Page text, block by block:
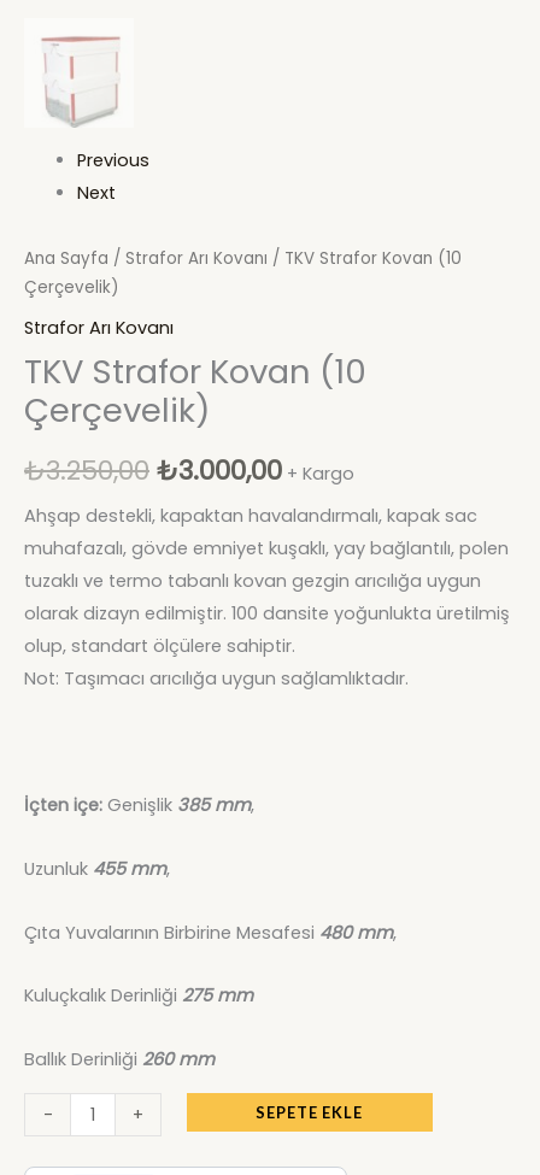
Previous
Next
Ana Sayfa / Strafor Arı Kovanı / TKV Strafor Kovan (10
Çerçevelik)
Strafor Arı Kovanı
TKV Strafor Kovan (10
Çerçevelik)
₺3.250,00₺3.000,00 + Kargo
Ahşap destekli, kapaktan havalandırmalı, kapak sac
muhafazalı, gövde emniyet kuşaklı, yay bağlantılı, polen
tuzaklı ve termo tabanlı kovan gezgin arıcılığa uygun
olarak dizayn edilmiştir. 100 dansite yoğunlukta üretilmiş
olup, standart ölçülere sahiptir.
Not: Taşımacı arıcılığa uygun sağlamlıktadır.
İçten içe: Genişlik 385 mm,
Uzunluk 455 mm,
Çıta Yuvalarının Birbirine Mesafesi 480 mm,
Kuluçkalık Derinliği 275 mm
Ballık Derinliği 260 mm
- + SEPETE EKLE